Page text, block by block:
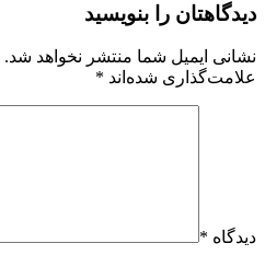
دیدگاهتان را بنویسید
نشانی ایمیل شما منتشر نخواهد شد.
علامت‌گذاری شده‌اند *
دیدگاه *